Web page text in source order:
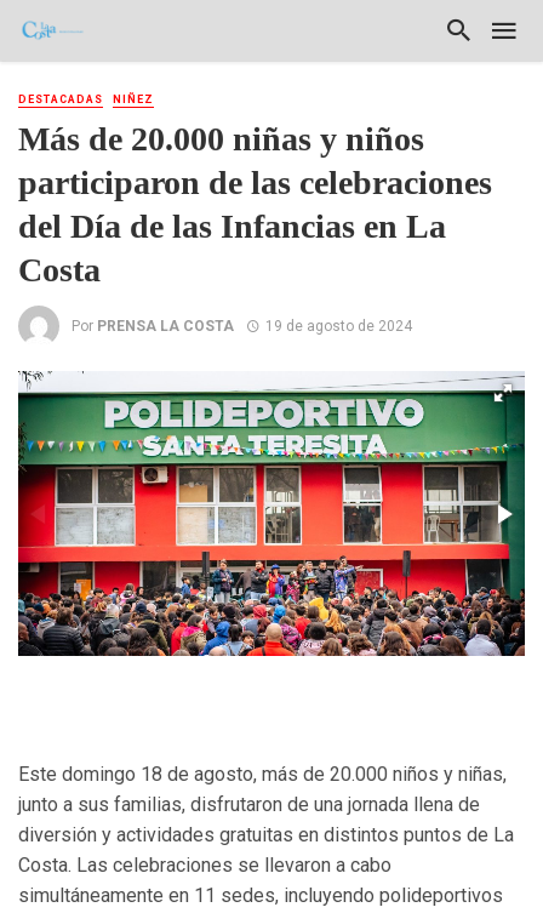
DESTACADAS NIÑEZ
Más de 20.000 niñas y niños
participaron de las celebraciones
del Día de las Infancias en La
Costa
Por PRENSA LA COSTA 19 de agosto de 2024
Este domingo 18 de agosto, más de 20.000 niños y niñas,
junto a sus familias, disfrutaron de una jornada llena de
diversión y actividades gratuitas en distintos puntos de La
Costa. Las celebraciones se llevaron a cabo
simultáneamente en 11 sedes, incluyendo polideportivos